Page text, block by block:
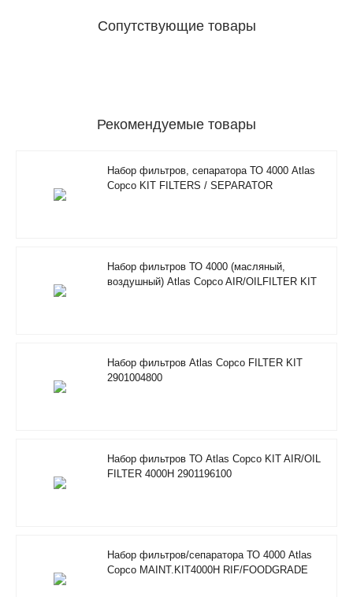
Сопутствующие товары
Рекомендуемые товары
Набор фильтров, сепаратора ТО 4000 Atlas
Copco KIT FILTERS / SEPARATOR
Набор фильтров ТО 4000 (масляный,
воздушный) Atlas Copco AIR/OILFILTER KIT
Набор фильтров Atlas Copco FILTER KIT
2901004800
Набор фильтров ТО Atlas Copco KIT AIR/OIL
FILTER 4000H 2901196100
Набор фильтров/сепаратора ТО 4000 Atlas
Copco MAINT.KIT4000H RIF/FOODGRADE